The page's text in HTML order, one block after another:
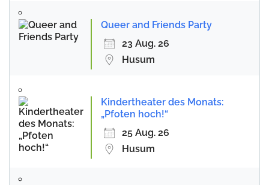
Queer and Friends Party
23 Aug. 26
Husum
Kindertheater des Monats:
„Pfoten hoch!“
25 Aug. 26
Husum